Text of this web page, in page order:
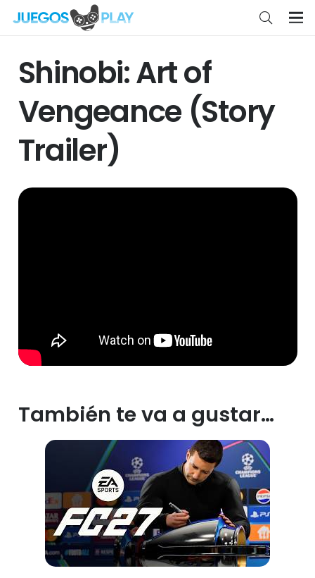
Shinobi: Art of
Vengeance (Story
Trailer)
También te va a gustar…